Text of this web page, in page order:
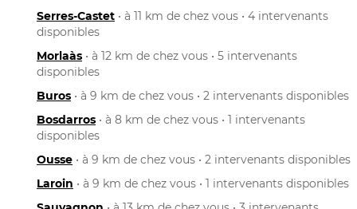
Serres-Castet • à 11 km de chez vous • 4 intervenants
disponibles
Morlaàs • à 12 km de chez vous • 5 intervenants
disponibles
Buros • à 9 km de chez vous • 2 intervenants disponibles
Bosdarros • à 8 km de chez vous • 1 intervenants
disponibles
Ousse • à 9 km de chez vous • 2 intervenants disponibles
Laroin • à 9 km de chez vous • 1 intervenants disponibles